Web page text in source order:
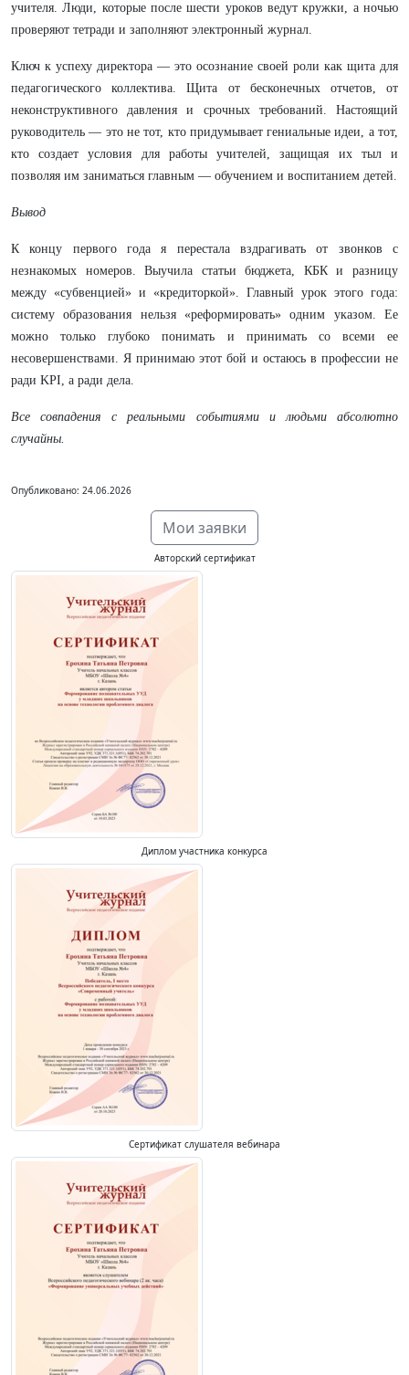
учителя. Люди, которые после шести уроков ведут кружки, а ночью
проверяют тетради и заполняют электронный журнал.
Ключ к успеху директора — это осознание своей роли как щита для
педагогического коллектива. Щита от бесконечных отчетов, от
неконструктивного давления и срочных требований. Настоящий
руководитель — это не тот, кто придумывает гениальные идеи, а тот,
кто создает условия для работы учителей, защищая их тыл и
позволяя им заниматься главным — обучением и воспитанием детей.
Вывод
К концу первого года я перестала вздрагивать от звонков с
незнакомых номеров. Выучила статьи бюджета, КБК и разницу
между «субвенцией» и «кредиторкой». Главный урок этого года:
систему образования нельзя «реформировать» одним указом. Ее
можно только глубоко понимать и принимать со всеми ее
несовершенствами. Я принимаю этот бой и остаюсь в профессии не
ради KPI, а ради дела.
Все совпадения с реальными событиями и людьми абсолютно
случайны.
Опубликовано: 24.06.2026
Мои заявки
Авторский сертификат
Диплом участника конкурса
Сертификат слушателя вебинара